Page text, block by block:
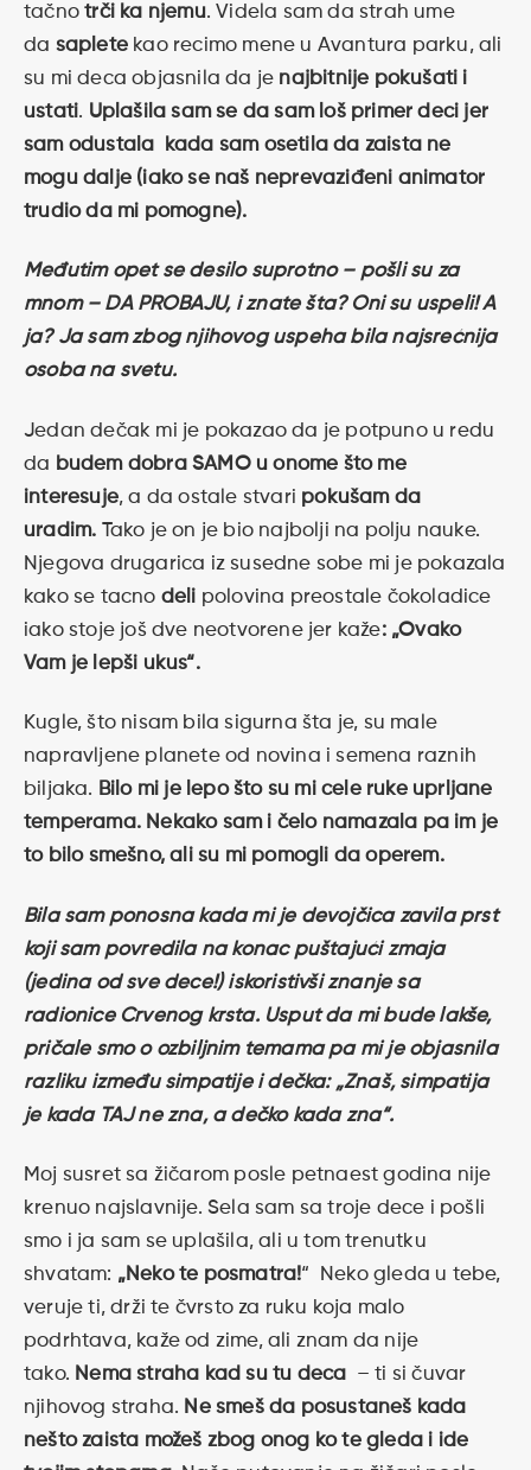
tačnotrči ka njemu. Videla sam da strah ume
da saplete kao recimo mene u Avantura parku, ali
su mi deca objasnila da je najbitnije pokušati i
ustati. Uplašila sam se da sam loš primer deci jer
sam odustala kada sam osetila da zaista ne
mogu dalje (iako se naš neprevaziđeni animator
trudio da mi pomogne).
Međutim opet se desilo suprotno – pošli su za
mnom – DA PROBAJU, i znate šta? Oni su uspeli! A
ja? Ja sam zbog njihovog uspeha bila najsrećnija
osoba na svetu.
Jedan dečak mi je pokazao da je potpuno u redu
da budem dobra SAMO u onome što me
interesuje, a da ostale stvari pokušam da
uradim. Tako je on je bio najbolji na polju nauke.
Njegova drugarica iz susedne sobe mi je pokazala
kako se tacno deli polovina preostale čokoladice
iako stoje još dve neotvorene jer kaže: „Ovako
Vam je lepši ukus“.
Kugle, što nisam bila sigurna šta je, su male
napravljene planete od novina i semena raznih
biljaka. Bilo mi je lepo što su mi cele ruke uprljane
temperama. Nekako sam i čelo namazala pa im je
to bilo smešno, ali su mi pomogli da operem.
Bila sam ponosna kada mi je devojčica zavila prst
koji sam povredila na konac puštajući zmaja
(jedina od sve dece!) iskoristivši znanje sa
radionice Crvenog krsta. Usput da mi bude lakše,
pričale smo o ozbiljnim temama pa mi je objasnila
razliku između simpatije i dečka: „Znaš, simpatija
je kada TAJ ne zna, a dečko kada zna“.
Moj susret sa žičarom posle petnaest godina nije
krenuo najslavnije. Sela sam sa troje dece i pošli
smo i ja sam se uplašila, ali u tom trenutku
shvatam: „Neko te posmatra!“ Neko gleda u tebe,
veruje ti, drži te čvrsto za ruku koja malo
podrhtava, kaže od zime, ali znam da nije
tako. Nema straha kad su tu deca – ti si čuvar
njihovog straha. Ne smeš da posustaneš kada
nešto zaista možeš zbog onog ko te gleda i ide